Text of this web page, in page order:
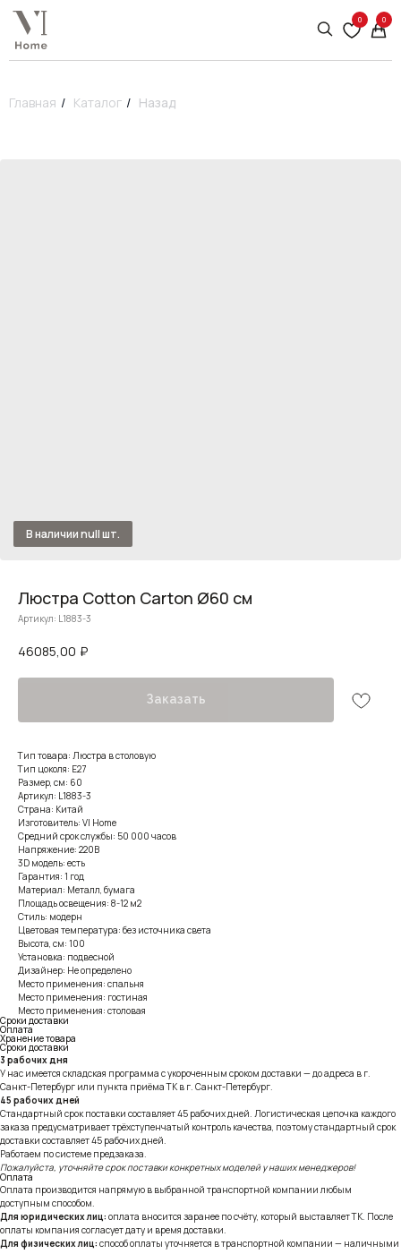
0 0
Главная / Каталог / Назад
Люстра Cotton Carton Ø60 см
Артикул: L1883-3
46085,00 ₽
Заказать
Тип товара: Люстра в столовую
Тип цоколя: E27
Размер, см: 60
Артикул: L1883-3
Страна: Китай
Изготовитель: VI Home
Средний срок службы: 50 000 часов
Напряжение: 220В
3D модель: есть
Гарантия: 1 год
Материал: Металл, бумага
Площадь освещения: 8-12 м2
Стиль: модерн
Цветовая температура: без источника света
Высота, см: 100
Установка: подвесной
Дизайнер: Не определено
Место применения: спальня
Место применения: гостиная
Место применения: столовая
Сроки доставки
Оплата
Хранение товара
Сроки доставки
3 рабочих дня
У нас имеется складская программа с укороченным сроком доставки — до адреса в г.
Санкт-Петербург или пункта приёма ТК в г. Санкт-Петербург.
45 рабочих дней
Стандартный срок поставки составляет 45 рабочих дней. Логистическая цепочка каждого
заказа предусматривает трёхступенчатый контроль качества, поэтому стандартный срок
доставки составляет 45 рабочих дней.
Работаем по системе предзаказа.
Пожалуйста, уточняйте срок поставки конкретных моделей у наших менеджеров!
Оплата
Оплата производится напрямую в выбранной транспортной компании любым
доступным способом.
Для юридических лиц: оплата вносится заранее по счёту, который выставляет ТК. После
оплаты компания согласует дату и время доставки.
Для физических лиц: способ оплаты уточняется в транспортной компании — наличными